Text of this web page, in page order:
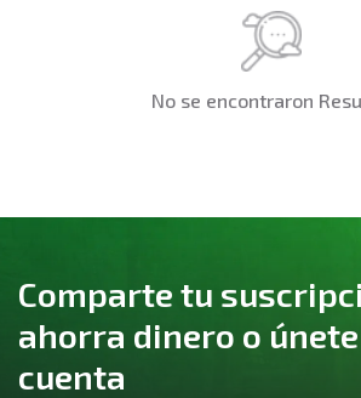
No se encontraron
Comparte tu
ahorra dinero o
cuenta